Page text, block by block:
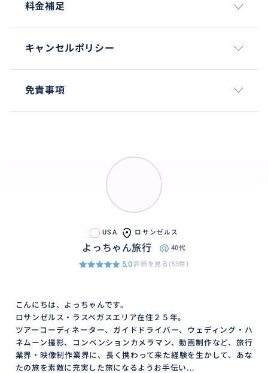
料金補足
キャンセルポリシー
免責事項
USA ロサンゼルス
よっちゃん旅行 40代
5.0評価を見る(53件)
こんにちは、よっちゃんです。
ロサンゼルス・ラスベガスエリア在住２５年。
ツアーコーディネーター、ガイドドライバー、ウェディング・ハ
ネムーン撮影、コンベンションカメラマン、動画制作など、旅行
業界・映像制作業界に、長く携わって来た経験を生かして、あな
たの旅を素敵に充実した旅になるようお手伝い...